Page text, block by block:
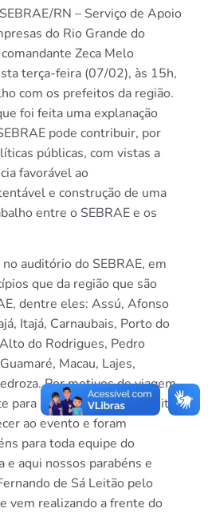
RN – Serviço de Apoio
do Rio Grande do
Zeca Melo
terça-feira (07/02), às 15h,
com os prefeitos da região.
foi feita uma explanação
pode contribuir, por
públicas, com vistas a
favorável ao
e construção de uma
entre o SEBRAE e os
auditório do SEBRAE, em
que da região que são
dentre eles: Assú, Afonso
Itajá, Carnaubais, Porto do
do Rodrigues, Pedro
Macau, Lajes,
Por motivos de viagem
para Brasília, alguns prefeitos
ao evento e foram
para toda equipe do
e aqui nossos parabéns e
de Sá Leitão pelo
vem realizando a frente do